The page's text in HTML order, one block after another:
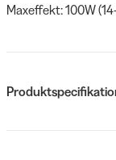
Maxeffekt: 100W